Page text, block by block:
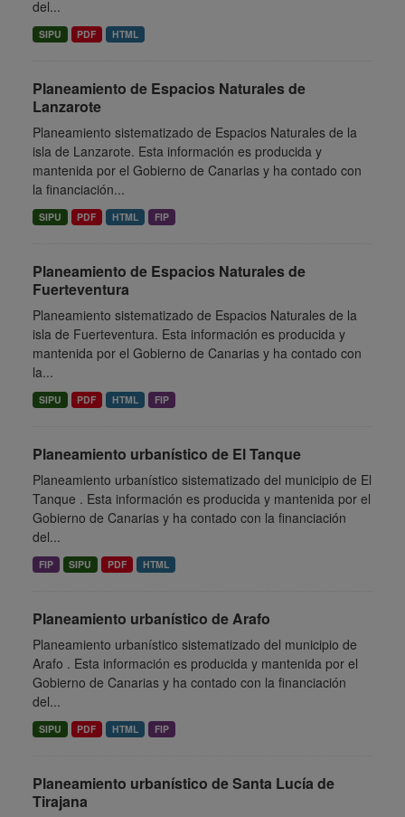
del...
SIPU PDF HTML
Planeamiento de Espacios Naturales de
Lanzarote
Planeamiento sistematizado de Espacios Naturales de la
isla de Lanzarote. Esta información es producida y
mantenida por el Gobierno de Canarias y ha contado con
la financiación...
SIPU PDF HTML FIP
Planeamiento de Espacios Naturales de
Fuerteventura
Planeamiento sistematizado de Espacios Naturales de la
isla de Fuerteventura. Esta información es producida y
mantenida por el Gobierno de Canarias y ha contado con
la...
SIPU PDF HTML FIP
Planeamiento urbanístico de El Tanque
Planeamiento urbanístico sistematizado del municipio de El
Tanque . Esta información es producida y mantenida por el
Gobierno de Canarias y ha contado con la financiación
del...
FIP SIPU PDF HTML
Planeamiento urbanístico de Arafo
Planeamiento urbanístico sistematizado del municipio de
Arafo . Esta información es producida y mantenida por el
Gobierno de Canarias y ha contado con la financiación
del...
SIPU PDF HTML FIP
Planeamiento urbanístico de Santa Lucía de
Tirajana